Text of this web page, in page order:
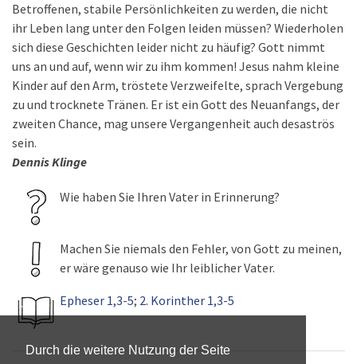
Durch die weitere Nutzung der Seite
Betroffenen, stabile Persönlichkeiten zu werden, die nicht
ihr Leben lang unter den Folgen leiden müssen? Wiederholen
sich diese Geschichten leider nicht zu häufig? Gott nimmt
uns an und auf, wenn wir zu ihm kommen! Jesus nahm kleine
Kinder auf den Arm, tröstete Verzweifelte, sprach Vergebung
zu und trocknete Tränen. Er ist ein Gott des Neuanfangs, der
zweiten Chance, mag unsere Vergangenheit auch desaströs
sein.
Dennis Klinge
Wie haben Sie Ihren Vater in Erinnerung?
Machen Sie niemals den Fehler, von Gott zu meinen,
er wäre genauso wie Ihr leiblicher Vater.
Epheser 1,3-5; 2. Korinther 1,3-5